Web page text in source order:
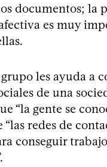
documentos; la
es muy
les ayuda a
de una
“la gente se
“las redes de
conseguir trabajo